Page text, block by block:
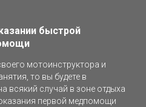
быстрой
мотоинструктора и
то вы будете в
всякий случай в зоне отдыха
первой медпомощи